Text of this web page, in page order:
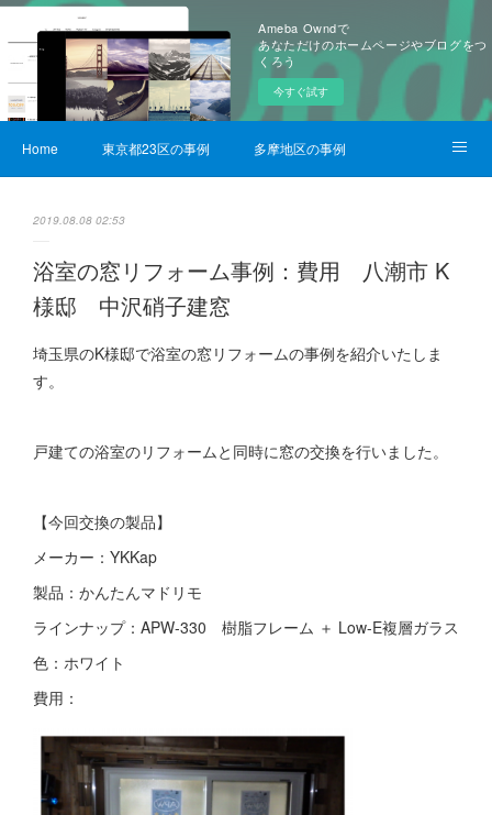
Ameba Owndで
あなただけのホームページやブログをつ
くろう
今すぐ試す
Home 東京都23区の事例 多摩地区の事例
2019.08.08 02:53
浴室の窓リフォーム事例：費用 八潮市 K
様邸 中沢硝子建窓
埼玉県のK様邸で浴室の窓リフォームの事例を紹介いたしま
す。
戸建ての浴室のリフォームと同時に窓の交換を行いました。
【今回交換の製品】
メーカー：YKKap
製品：かんたんマドリモ
ラインナップ：APW-330 樹脂フレーム ＋ Low-E複層ガラス
色：ホワイト
費用：